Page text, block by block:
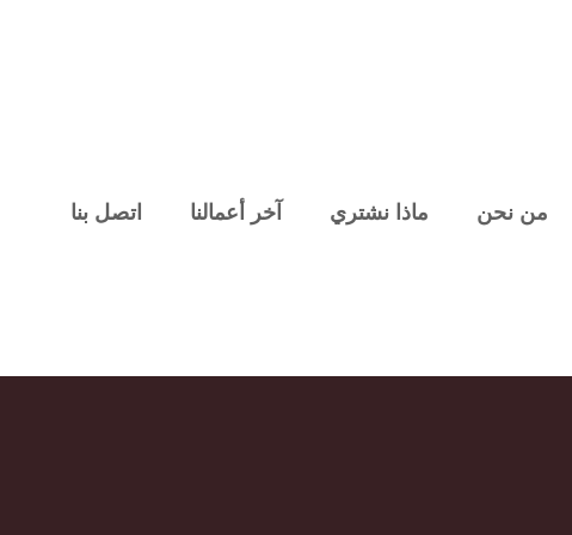
من نحن ماذا نشتري آخر أعمالنا اتصل بنا